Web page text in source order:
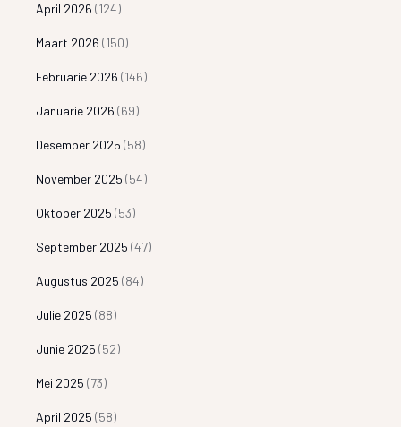
April 2026 (124)
Maart 2026 (150)
Februarie 2026 (146)
Januarie 2026 (69)
Desember 2025 (58)
November 2025 (54)
Oktober 2025 (53)
September 2025 (47)
Augustus 2025 (84)
Julie 2025 (88)
Junie 2025 (52)
Mei 2025 (73)
April 2025 (58)